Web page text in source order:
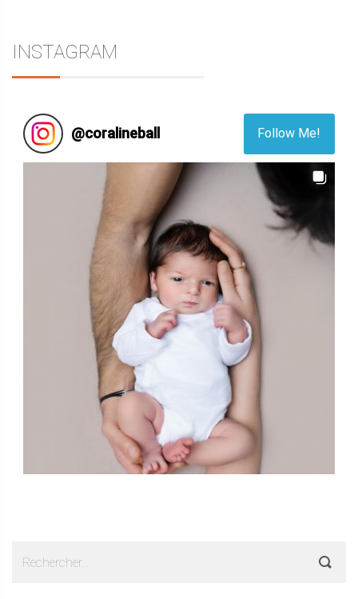
INSTAGRAM
@coralineball Follow Me!